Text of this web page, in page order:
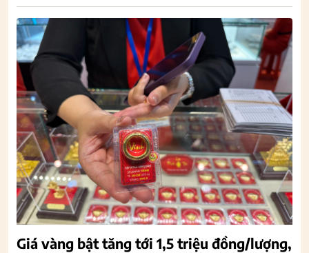
Giá vàng bật tăng tới 1,5 triệu đồng/lượng,